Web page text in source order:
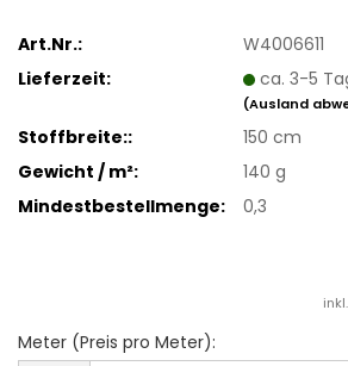
Art.Nr.:
W4006611
Lieferzeit:
ca. 3-5
(Ausland
Stoffbreite::
150 cm
Gewicht / m²:
140 g
Mindestbestellmenge:
0,3
Meter (Preis pro Meter):